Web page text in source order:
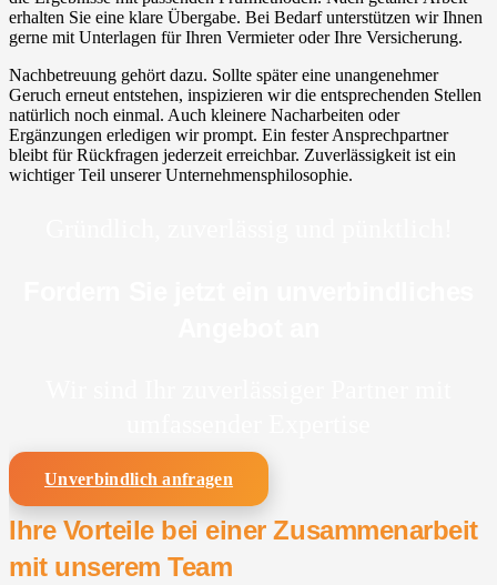
erhalten Sie eine klare Übergabe. Bei Bedarf unterstützen wir Ihnen
gerne mit Unterlagen für Ihren Vermieter oder Ihre Versicherung.
Nachbetreuung gehört dazu. Sollte später eine unangenehmer
Geruch erneut entstehen, inspizieren wir die entsprechenden Stellen
natürlich noch einmal. Auch kleinere Nacharbeiten oder
Ergänzungen erledigen wir prompt. Ein fester Ansprechpartner
bleibt für Rückfragen jederzeit erreichbar. Zuverlässigkeit ist ein
wichtiger Teil unserer Unternehmensphilosophie.
Unverbindlich anfragen
Ihre Vorteile bei einer Zusammenarbeit
mit unserem Team